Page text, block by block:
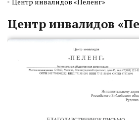
Центр инвалидов